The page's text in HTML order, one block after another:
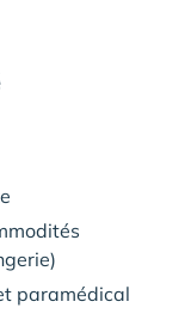
paramédical